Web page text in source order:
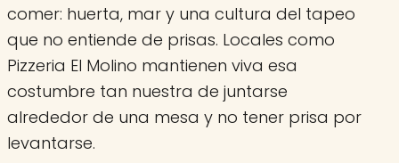
comer: huerta, mar y una cultura del tapeo
que no entiende de prisas. Locales como
Pizzeria El Molino mantienen viva esa
costumbre tan nuestra de juntarse
alrededor de una mesa y no tener prisa por
levantarse.